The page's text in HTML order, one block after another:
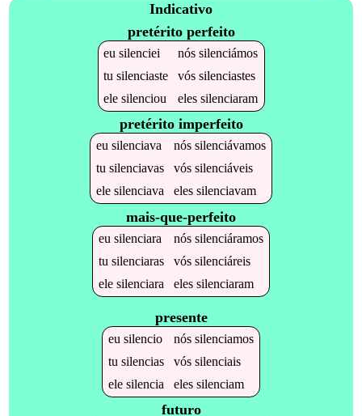
Indicativo
pretérito perfeito
eusilenciei nóssilenciámos
tusilenciaste vóssilenciastes
elesilenciou elessilenciaram
pretérito imperfeito
eu silenciava nós silenciávamos
tu silenciavas vós silenciáveis
ele silenciava eles silenciavam
mais-que-perfeito
eu silenciara nós silenciáramos
tu silenciaras vós silenciáreis
ele silenciara eles silenciaram
presente
eu silencio nós silenciamos
tu silencias vós silenciais
ele silencia eles silenciam
futuro